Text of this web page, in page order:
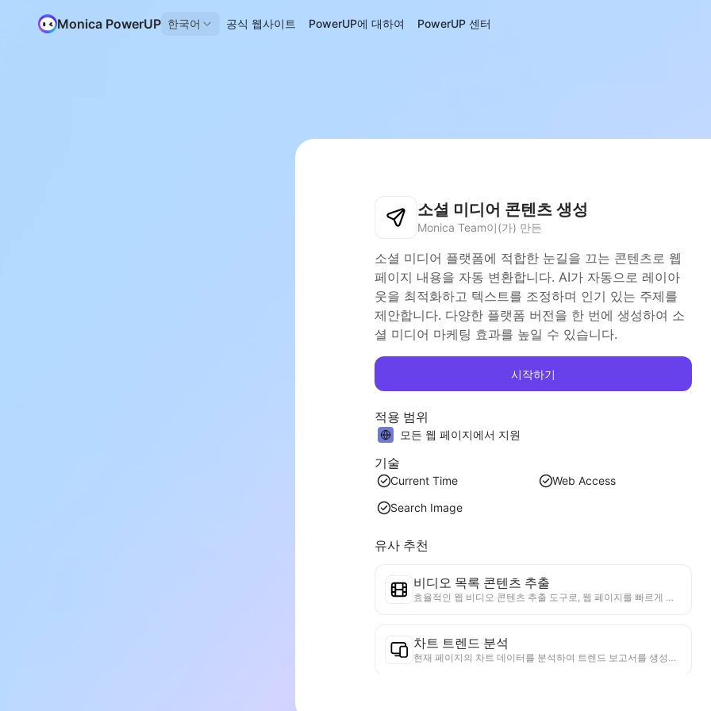
Monica PowerUP 한국어 공식 웹사이트 PowerUP에 대하여 PowerUP 센터
소셜 미디어 콘텐츠 생성
Monica Team이(가) 만든
소셜 미디어 플랫폼에 적합한 눈길을 끄는 콘텐츠로 웹
페이지 내용을 자동 변환합니다. AI가 자동으로 레이아
웃을 최적화하고 텍스트를 조정하며 인기 있는 주제를
제안합니다. 다양한 플랫폼 버전을 한 번에 생성하여 소
셜 미디어 마케팅 효과를 높일 수 있습니다.
시작하기
적용 범위
모든 웹 페이지에서 지원
기술
Current Time
Web Access
Search Image
유사 추천
비디오 목록 콘텐츠 추출
효율적인 웹 비디오 콘텐츠 추출 도구로, 웹 페이지를 빠르게 스캔하고 비디오 정보를 구조화된 Markdown 표로 정리할 수 있습니다.
차트 트렌드 분석
현재 페이지의 차트 데이터를 분석하여 트렌드 보고서를 생성합니다. 인기 카테고리, 빠르게 상승하는 제품 유형 및 신흥 기술을 식별합니다. 즉각적인 시장 통찰력을 제공하여 최신 제품 트렌드와 시장 동향을 이해하는 데 도움을 줍니다.